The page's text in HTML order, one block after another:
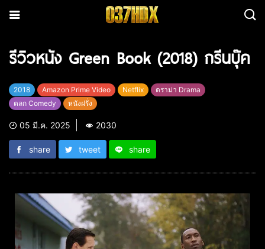
รีวิวหนัง Green Book (2018) กรีนบุ๊ค
2018 Amazon Prime Video Netflix
ดราม่า Drama
ตลก Comedy
หนังฝรั่ง
05 มี.ค. 2025 2030
share tweet share